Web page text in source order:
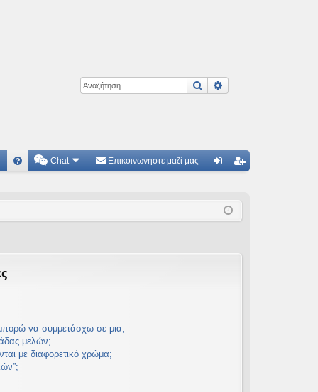
Αναζήτηση
Γ
Chat Επικοινωνήστε μαζί μας
ρα
να συμμετάσχω σε μια;
μελών;
με διαφορετικό χρώμα;